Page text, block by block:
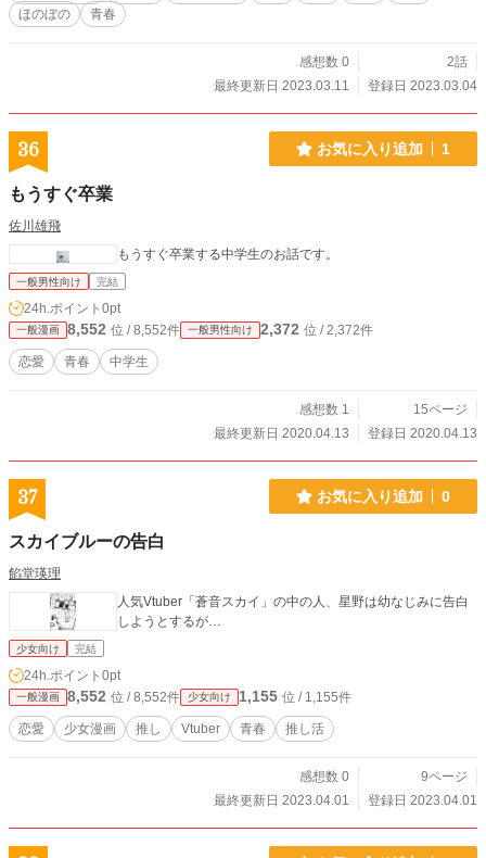
ほのぼの
青春
感想数 0
2話
最終更新日 2023.03.11
登録日 2023.03.04
36 お気に入り追加 1
もうすぐ卒業
佐川雄飛
もうすぐ卒業する中学生のお話です。
一般男性向け 完結
24h.ポイント 0pt
一般漫画 8,552 位 / 8,552件 一般男性向け 2,372 位 / 2,372件
恋愛 青春 中学生
感想数 1
15ページ
最終更新日 2020.04.13
登録日 2020.04.13
37 お気に入り追加 0
スカイブルーの告白
餡堂瑛理
人気Vtuber「蒼音スカイ」の中の人、星野は幼なじみに告白
しようとするが…
少女向け 完結
24h.ポイント 0pt
一般漫画 8,552 位 / 8,552件 少女向け 1,155 位 / 1,155件
恋愛 少女漫画 推し Vtuber 青春 推し活
感想数 0
9ページ
最終更新日 2023.04.01
登録日 2023.04.01